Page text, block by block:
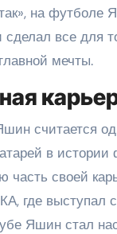
на футболе
все для
мечты.
считается
в истории
часть своей
где выступал
Яшин стал